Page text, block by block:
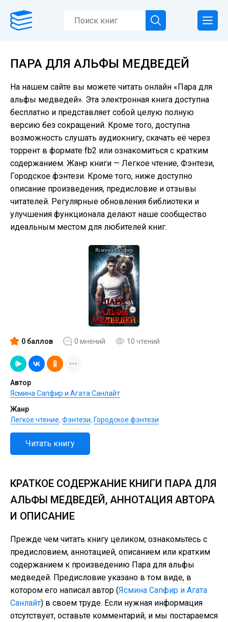
ПАРА ДЛЯ АЛЬФЫ МЕДВЕДЕЙ
На нашем сайте вы можете читать онлайн «Пара для
альфы медведей». Эта электронная книга доступна
бесплатно и представляет собой целую полную
версию без сокращений. Кроме того, доступна
возможность слушать аудиокнигу, скачать её через
торрент в формате fb2 или ознакомиться с кратким
содержанием. Жанр книги — Легкое чтение, Фэнтези,
Городское фэнтези. Кроме того, ниже доступно
описание произведения, предисловие и отзывы
читателей. Регулярные обновления библиотеки и
улучшения функционала делают наше сообщество
идеальным местом для любителей книг.
0 баллов 0 мнений 10 чтений
Автор
Ясмина Сапфир и Агата Санлайт
Жанр
Легкое чтение, Фэнтези, Городское фэнтези
Читать книгу
КРАТКОЕ СОДЕРЖАНИЕ КНИГИ ПАРА ДЛЯ
АЛЬФЫ МЕДВЕДЕЙ, АННОТАЦИЯ АВТОРА
И ОПИСАНИЕ
Прежде чем читать книгу целиком, ознакомьтесь с
предисловием, аннотацией, описанием или кратким
содержанием к произведению Пара для альфы
медведей. Предисловие указано в том виде, в
котором его написал автор (Ясмина Сапфир и Агата
Санлайт) в своем труде. Если нужная информация
отсутствует, оставьте комментарий, и мы постараемся